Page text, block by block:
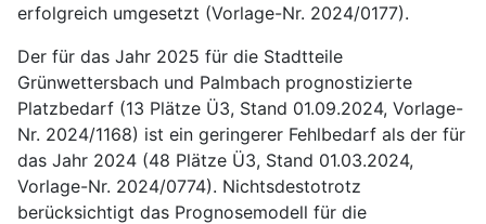
erfolgreich umgesetzt (Vorlage-Nr. 2024/0177).
Der für das Jahr 2025 für die Stadtteile
Grünwettersbach und Palmbach prognostizierte
Platzbedarf (13 Plätze Ü3, Stand 01.09.2024, Vorlage-
Nr. 2024/1168) ist ein geringerer Fehlbedarf als der für
das Jahr 2024 (48 Plätze Ü3, Stand 01.03.2024,
Vorlage-Nr. 2024/0774). Nichtsdestotrotz
berücksichtigt das Prognosemodell für die